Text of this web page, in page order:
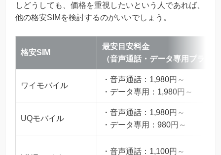
しどうしても、価格を重視したいという人であれば、
他の格安SIMを検討するのがいいでしょう。
格安SIM
最安目安料金
（音声通話・データ専用プラン）
ワイモバイル
・音声通話：1,980円～
・データ専用：1,980円～
UQモバイル
・音声通話：1,980円～
・データ専用：980円～
・音声通話：1,100円～